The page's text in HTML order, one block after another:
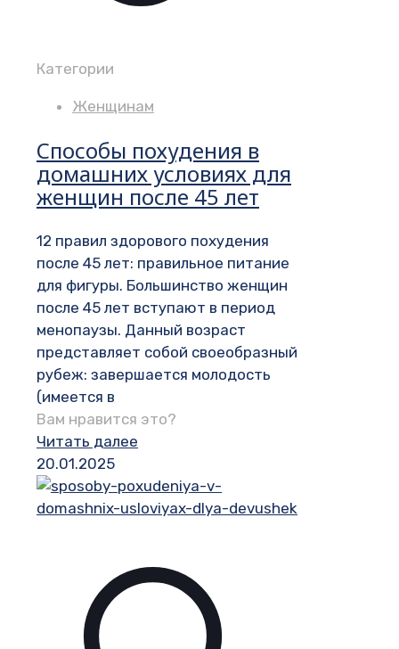
Категории
Женщинам
Способы похудения в
домашних условиях для
женщин после 45 лет
12 правил здорового похудения
после 45 лет: правильное питание
для фигуры. Большинство женщин
после 45 лет вступают в период
менопаузы. Данный возраст
представляет собой своеобразный
рубеж: завершается молодость
(имеется в
Вам нравится это?
Читать далее
20.01.2025